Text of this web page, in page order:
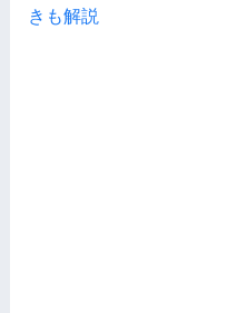
きも解説